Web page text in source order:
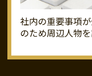
社内の重要事項
のため周辺人物を